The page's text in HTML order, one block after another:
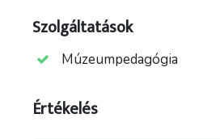
tűzhellyel. Az utcára néző
rakott boglyakemence állt. A
udvar felől nyitott,
Szolgáltatások
Múzeumpedagógia
Értékelés